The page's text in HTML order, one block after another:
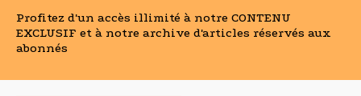
Profitez d'un accès illimité à notre CONTENU
EXCLUSIF et à notre archive d'articles réservés aux
abonnés